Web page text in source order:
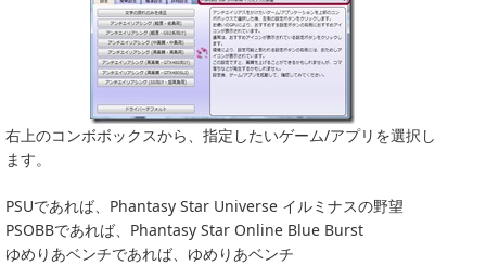
右上のコンボボックスから、指定したいゲーム/アプリを選択し
ます。
PSUであれば、Phantasy Star Universe イルミナスの野望
PSOBBであれば、Phantasy Star Online Blue Burst
ゆめりあベンチであれば、ゆめりあベンチ